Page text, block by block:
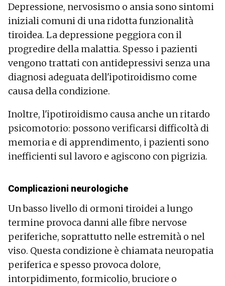
Depressione, nervosismo o ansia sono sintomi
iniziali comuni di una ridotta funzionalità
tiroidea. La depressione peggiora con il
progredire della malattia. Spesso i pazienti
vengono trattati con antidepressivi senza una
diagnosi adeguata dell'ipotiroidismo come
causa della condizione.
Inoltre, l'ipotiroidismo causa anche un ritardo
psicomotorio: possono verificarsi difficoltà di
memoria e di apprendimento, i pazienti sono
inefficienti sul lavoro e agiscono con pigrizia.
Complicazioni neurologiche
Un basso livello di ormoni tiroidei a lungo
termine provoca danni alle fibre nervose
periferiche, soprattutto nelle estremità o nel
viso. Questa condizione è chiamata neuropatia
periferica e spesso provoca dolore,
intorpidimento, formicolio, bruciore o